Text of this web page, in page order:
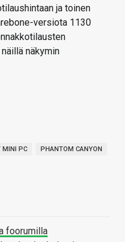
ja toinen
versiota 1130
näkymin
MINI PC PHANTOM CANYON
foorumilla